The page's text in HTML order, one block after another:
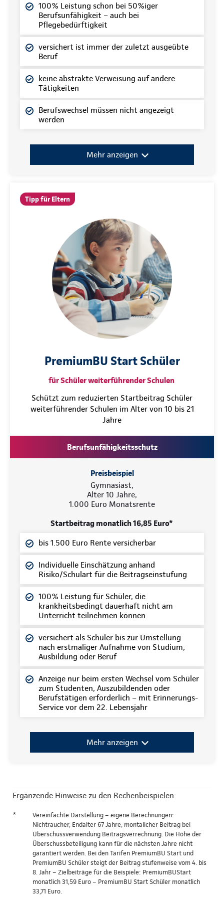
100% Leistung schon bei 50%iger
Berufsunfähigkeit – auch bei
Pflegebedürftigkeit
versichert ist immer der zuletzt ausgeübte
Beruf
keine abstrakte Verweisung auf andere
Tätigkeiten
Berufswechsel müssen nicht angezeigt
werden
Mehr anzeigen
Tipp für Eltern
PremiumBU Start Schüler
für Schüler weiterführender Schulen
Schützt zum reduzierten Startbeitrag Schüler
weiterführender Schulen im Alter von 10 bis 21
Jahre
Berufsunfähigkeitsschutz
Preisbeispiel
Gymnasiast,
Alter 10 Jahre,
1.000 Euro Monatsrente
Startbeitrag monatlich 16,85 Euro*
bis 1.500 Euro Rente versicherbar
Individuelle Einschätzung anhand
Risiko/Schulart für die Beitragseinstufung
100% Leistung für Schüler, die
krankheitsbedingt dauerhaft nicht am
Unterricht teilnehmen können
versichert als Schüler bis zur Umstellung
nach erstmaliger Aufnahme von Studium,
Ausbildung oder Beruf
Anzeige nur beim ersten Wechsel vom Schüler
zum Studenten, Auszubildenden oder
Berufstätigen erforderlich – mit Erinnerungs-
Service vor dem 22. Lebensjahr
Mehr anzeigen
Ergänzende Hinweise zu den Rechenbeispielen:
*
Vereinfachte Darstellung – eigene Berechnungen:
Nichtraucher, Endalter 67 Jahre, montalicher Beitrag bei
Überschussverwendung Beitragsverrechnung. Die Höhe der
Überschussbeteiligung kann für die nächsten Jahre nicht
garantiert werden. Bei den Tarifen PremiumBU Start und
PremiumBU Schüler steigt der Beitrag stufenweise vom 4. bis
8. Jahr – Zielbeiträge für die Beispiele: PremiumBUStart
monatlich 31,59 Euro – PremiumBU Start Schüler monatlich
33,71 Euro.